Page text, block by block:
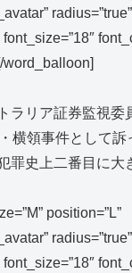
ラリア証券監視委
横領事件として訴
罪史上二番目に大
position=”L”